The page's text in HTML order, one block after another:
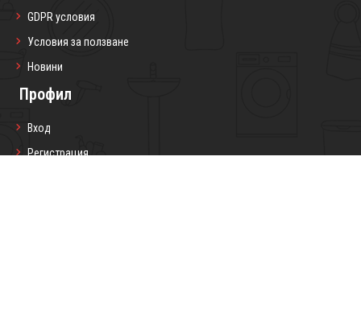
GDPR условия
Условия за ползване
Новини
Профил
Вход
Регистрация